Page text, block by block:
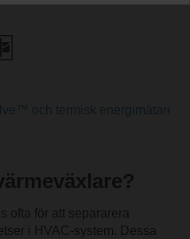
ofta för att separarera
i HVAC-system. Dessa